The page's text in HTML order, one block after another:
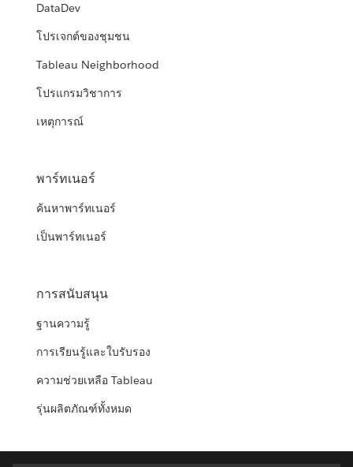
DataDev
โปรเจกต์ของชุมชน
Tableau Neighborhood
โปรแกรมวิชาการ
เหตุการณ์
พาร์ทเนอร์
ค้นหาพาร์ทเนอร์
เป็นพาร์ทเนอร์
การสนับสนุน
ฐานความรู้
การเรียนรู้และใบรับรอง
ความช่วยเหลือ Tableau
รุ่นผลิตภัณฑ์ทั้งหมด